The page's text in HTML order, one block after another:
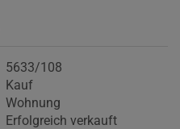
5633/108
Kauf
Wohnung
Erfolgreich verkauft